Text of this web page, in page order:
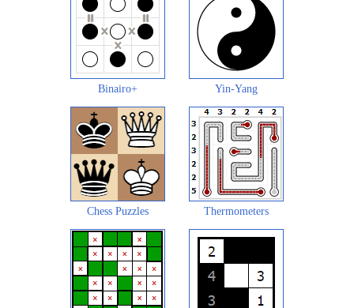
Binairo+ Yin-Yang
Chess Puzzles Thermometers